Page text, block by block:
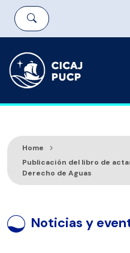
Home
Publicación del libro de
Derecho de Aguas
Noticias y